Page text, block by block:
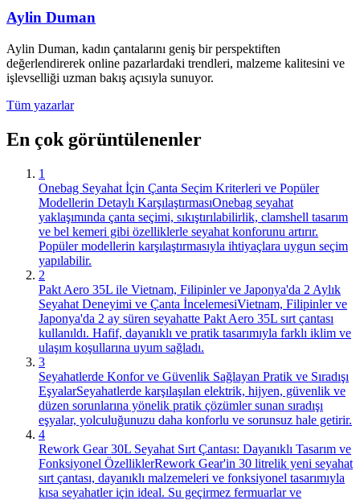
Aylin Duman
Aylin Duman, kadın çantalarını geniş bir perspektiften
değerlendirerek online pazarlardaki trendleri, malzeme kalitesini ve
işlevselliği uzman bakış açısıyla sunuyor.
Tüm yazarlar
En çok görüntülenenler
1
Onebag Seyahat İçin Çanta Seçim Kriterleri ve Popüler
Modellerin Detaylı KarşılaştırmasıOnebag seyahat
yaklaşımında çanta seçimi, sıkıştırılabilirlik, clamshell tasarım
ve bel kemeri gibi özelliklerle seyahat konforunu artırır.
Popüler modellerin karşılaştırmasıyla ihtiyaçlara uygun seçim
yapılabilir.
2
Pakt Aero 35L ile Vietnam, Filipinler ve Japonya'da 2 Aylık
Seyahat Deneyimi ve Çanta İncelemesiVietnam, Filipinler ve
Japonya'da 2 ay süren seyahatte Pakt Aero 35L sırt çantası
kullanıldı. Hafif, dayanıklı ve pratik tasarımıyla farklı iklim ve
ulaşım koşullarına uyum sağladı.
3
Seyahatlerde Konfor ve Güvenlik Sağlayan Pratik ve Sıradışı
EşyalarSeyahatlerde karşılaşılan elektrik, hijyen, güvenlik ve
düzen sorunlarına yönelik pratik çözümler sunan sıradışı
eşyalar, yolculuğunuzu daha konforlu ve sorunsuz hale getirir.
4
Rework Gear 30L Seyahat Sırt Çantası: Dayanıklı Tasarım ve
Fonksiyonel ÖzelliklerRework Gear'in 30 litrelik yeni seyahat
sırt çantası, dayanıklı malzemeleri ve fonksiyonel tasarımıyla
kısa seyahatler için ideal. Su geçirmez fermuarlar ve